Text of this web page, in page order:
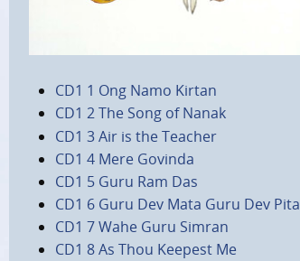
CD1 1 Ong Namo Kirtan
CD1 2 The Song of Nanak
CD1 3 Air is the Teacher
CD1 4 Mere Govinda
CD1 5 Guru Ram Das
CD1 6 Guru Dev Mata Guru Dev Pita
CD1 7 Wahe Guru Simran
CD1 8 As Thou Keepest Me